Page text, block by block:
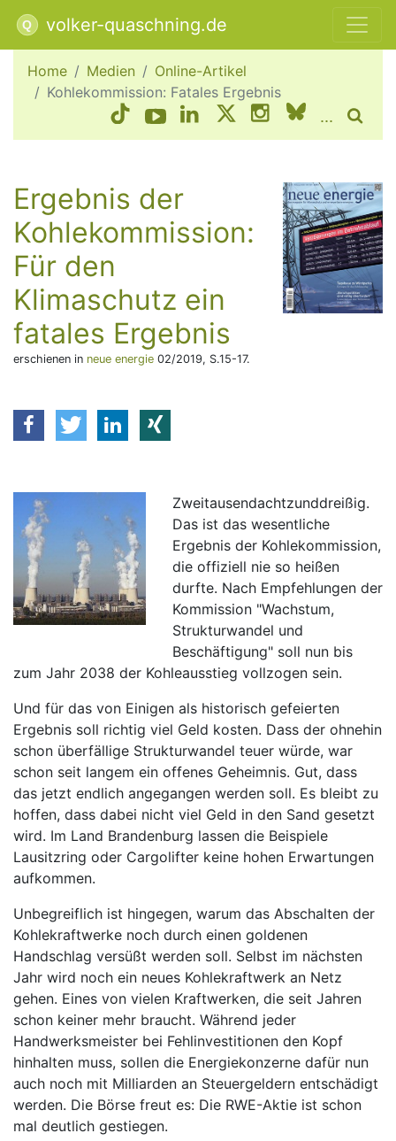
volker-quaschning.de
Home Medien
Online-Artikel
Kohlekommission: Fatales Ergebnis
...
Ergebnis der
Kohlekommission:
Für den
Klimaschutz ein
fatales Ergebnis
erschienen in neue energie 02/2019, S.15-17.
Zweitausendachtzunddreißig.
Das ist das wesentliche
Ergebnis der Kohlekommission,
die offiziell nie so heißen
durfte. Nach Empfehlungen der
Kommission "Wachstum,
Strukturwandel und
Beschäftigung" soll nun bis
zum Jahr 2038 der Kohleausstieg vollzogen sein.
Und für das von Einigen als historisch gefeierten
Ergebnis soll richtig viel Geld kosten. Dass der ohnehin
schon überfällige Strukturwandel teuer würde, war
schon seit langem ein offenes Geheimnis. Gut, dass
das jetzt endlich angegangen werden soll. Es bleibt zu
hoffen, dass dabei nicht viel Geld in den Sand gesetzt
wird. Im Land Brandenburg lassen die Beispiele
Lausitzring oder Cargolifter keine hohen Erwartungen
aufkommen.
Unbegreiflich ist hingegen, warum das Abschalten der
Kohlekraftwerke noch durch einen goldenen
Handschlag versüßt werden soll. Selbst im nächsten
Jahr wird noch ein neues Kohlekraftwerk an Netz
gehen. Eines von vielen Kraftwerken, die seit Jahren
schon keiner mehr braucht. Während jeder
Handwerksmeister bei Fehlinvestitionen den Kopf
hinhalten muss, sollen die Energiekonzerne dafür nun
auch noch mit Milliarden an Steuergeldern entschädigt
werden. Die Börse freut es: Die RWE-Aktie ist schon
mal deutlich gestiegen.